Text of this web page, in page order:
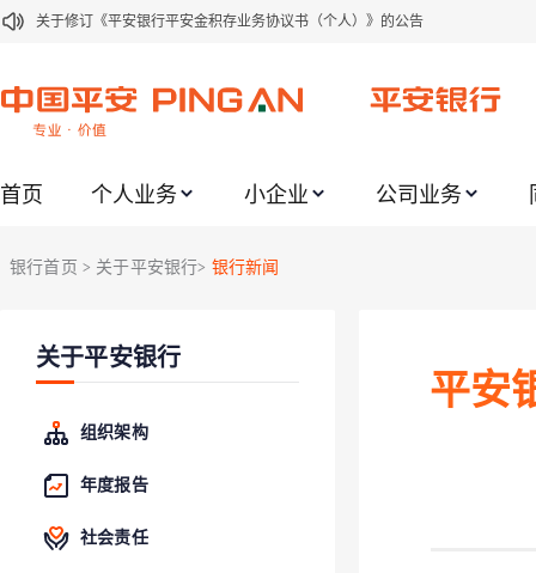
关于修订《平安银行平安金积存业务协议书（个人）》的公告
关于2021年劳动节期间代理贵金属业务风险提示的通知
关于加强代理贵金属业务风险防范的提示
关于进一步加强代理贵金属业务风险防范的提示
关于平安银行电子版信用卡更名为平安银行数字信用卡的公告
首页 个人业务 小企业 公司业务
银行首页 > 关于平安银行> 银行新闻
关于平安银行
组织架构
年度报告
社会责任
平安